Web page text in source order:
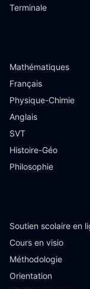
Terminale
Mathématiques
Français
Physique-Chimie
Anglais
SVT
Histoire-Géo
Philosophie
Soutien scolaire en
Cours en visio
Méthodologie
Orientation